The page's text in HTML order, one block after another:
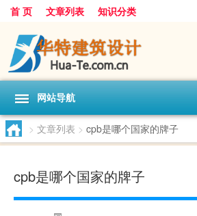
首 页 文章列表 知识分类
网站导航
> 文章列表 > cpb是哪个国家的牌子
cpb是哪个国家的牌子